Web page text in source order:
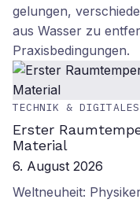
gelungen,
aus Wasser zu
Praxisbedingungen.
TECHNIK & DIGITALES
Erster
Material
6. August 2026
Weltneuheit: